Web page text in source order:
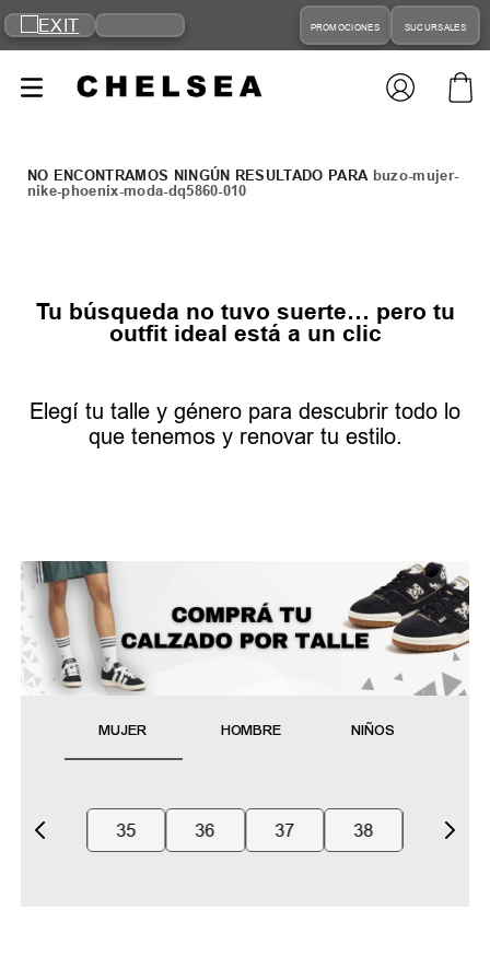
PROMOCIONES SUCURSALES
buzo-mujer-
nike-phoenix-moda-dq5860-010
Tu búsqueda no tuvo suerte… pero tu
outfit ideal está a un clic
Elegí tu talle y género para descubrir todo lo
que tenemos y renovar tu estilo.
MUJER HOMBRE NIÑOS
35 36 37 38